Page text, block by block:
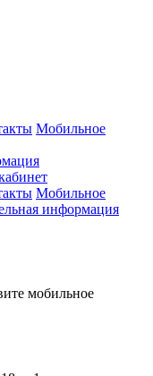
Мобильное
Мобильное
информация
мобильное